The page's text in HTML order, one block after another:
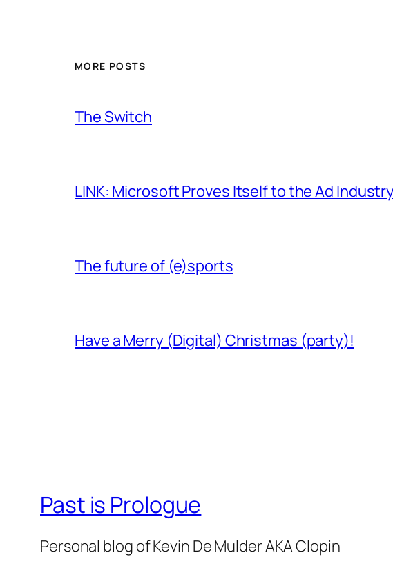
MORE POSTS
The Switch
LINK: Microsoft Proves Itself to the Ad
The future of (e)sports
Have a Merry (Digital) Christmas (party)!
Past is Prologue
Personal blog of Kevin De Mulder AKA Clopin